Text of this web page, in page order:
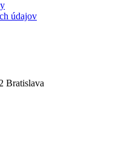
údajov
Bratislava